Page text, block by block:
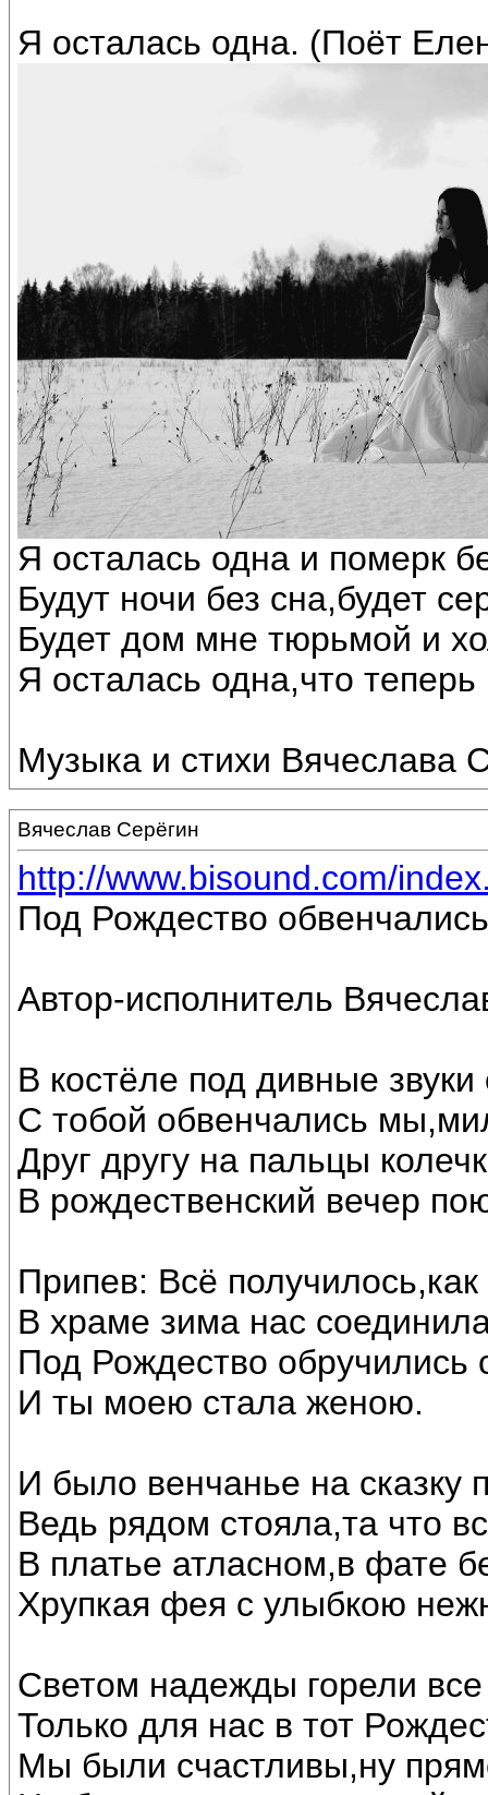
Я осталась одна. (Поёт
Я осталась одна и померк
Будут ночи без сна,будет
Будет дом мне тюрьмой и
Я осталась одна,что теперь
Музыка и стихи Вячеслава
Вячеслав Серёгин
http://www.bisound.com/
Под Рождество
Автор-исполнитель
В костёле под дивные звуки
С тобой обвенчались
Друг другу на пальцы
В рождественский вечер
Припев: Всё
В храме зима нас
Под Рождество обручились
И ты моею стала женою.
И было венчанье на сказку
Ведь рядом стояла,та что
В платье атласном,в фате
Хрупкая фея с улыбкою
Светом надежды горели все
Только для нас в тот
Мы были счастливы,ну